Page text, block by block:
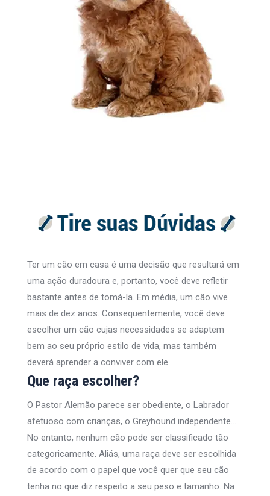
Ter um cão em casa é uma decisão que resultará em
uma ação duradoura e, portanto, você deve refletir
bastante antes de tomá-la. Em média, um cão vive
mais de dez anos. Consequentemente, você deve
escolher um cão cujas necessidades se adaptem
bem ao seu próprio estilo de vida, mas também
deverá aprender a conviver com ele.
Que raça escolher?
O Pastor Alemão parece ser obediente, o Labrador
afetuoso com crianças, o Greyhound independente…
No entanto, nenhum cão pode ser classificado tão
categoricamente. Aliás, uma raça deve ser escolhida
de acordo com o papel que você quer que seu cão
tenha no que diz respeito a seu peso e tamanho. Na